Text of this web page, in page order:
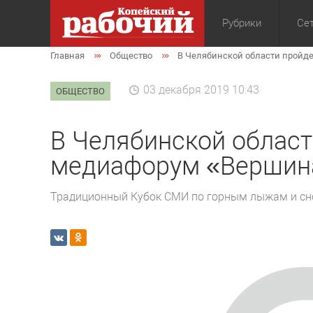
Рубрики
Общество
Главная Общество В Челябинской области
ОБЩЕСТВО 03 декабря 2019 10:43
В Челябинской
медиафорум
Традиционный Кубок СМИ по горным лыжам и